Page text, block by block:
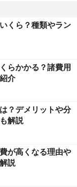
くら？種類やラン
らかかる？諸費用
介
？デメリットや分
解説
が高くなる理由や
説